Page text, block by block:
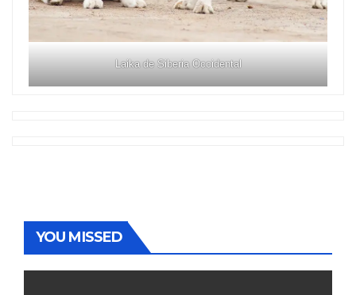
Laika de Siberia Occidental
YOU MISSED